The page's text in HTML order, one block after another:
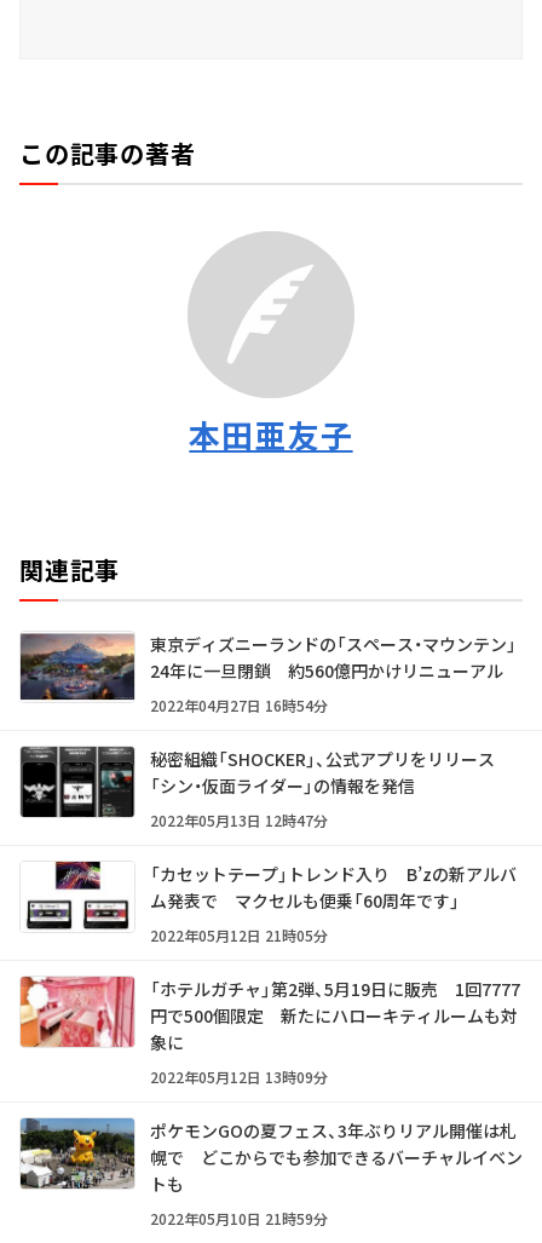
この記事の著者
本田亜友子
関連記事
東京ディズニーランドの「スペース・マウンテン」
24年に一旦閉鎖 約560億円かけリニューアル
2022年04月27日 16時54分
秘密組織「SHOCKER」、公式アプリをリリース
「シン・仮面ライダー」の情報を発信
2022年05月13日 12時47分
「カセットテープ」トレンド入り B’zの新アルバ
ム発表で マクセルも便乗「60周年です」
2022年05月12日 21時05分
「ホテルガチャ」第2弾、5月19日に販売 1回7777
円で500個限定 新たにハローキティルームも対
象に
2022年05月12日 13時09分
ポケモンGOの夏フェス、3年ぶりリアル開催は札
幌で どこからでも参加できるバーチャルイベン
トも
2022年05月10日 21時59分